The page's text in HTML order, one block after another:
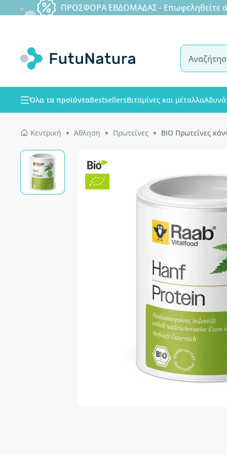
ΠΡΟΣΦΟΡΑ ΕΒΔΟΜΑΔΑΣ - Επωφεληθείτε
Όλα τα προϊόνταBestsellersΒιταμίνες και μέταλλα
Κεντρική Άθληση Πρωτεΐνες ΒΙΟ Πρωτεΐνες